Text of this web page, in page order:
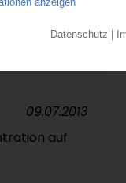
12.07.2019
auf
09.07.2013